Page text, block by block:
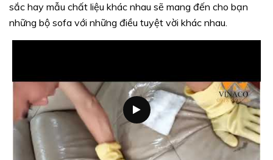
sắc hay mẫu chất liệu khác nhau sẽ mang đến cho bạn
những bộ sofa với những điều tuyệt vời khác nhau.